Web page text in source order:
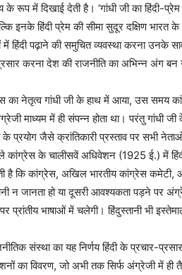
के रूप में दिखाई देती है। ‘गांधी जी का हिंदी-
इनके हिंदी प्रेम की सीमा सुदूर दक्षिण भारत के
में हिंदी पढ़ाने की समुचित व्यवस्था करना
करना देश की राजनीति का अभिन्न अंग बन
का नेतृत्व गांधी जी के हाथ में आया, उस समय
माध्यम में ही संपन्न होता था। परंतु गांधी
के प्रयोग जैसे क्रांतिकारी प्रस्ताव पर सभी
कांग्रेस के चालीसवें अधिवेशन (1925 ई.) में
है कि कांग्रेस, अखिल भारतीय कांग्रेस कमेटी,
न जानता हो या दूसरी आवश्यकता पड़ने पर
पर प्रांतीय भाषाओं में चलेगी। हिंदुस्तानी भी
संस्था का यह निर्णय हिंदी के प्रचार-
का विवरण, जो अभी तक सिर्फ अंग्रेजी में ही